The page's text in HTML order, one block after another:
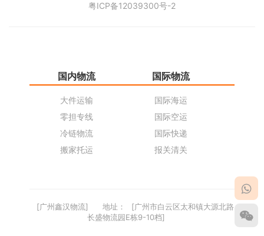
粤ICP备12039300号-2
国内物流
大件运输
零担专线
冷链物流
搬家托运
国际物流
国际海运
国际空运
国际快递
报关清关
[广州鑫汉物流] 地址：
[广州市白云区太和镇大源北路
长盛物流园E栋9-10档]